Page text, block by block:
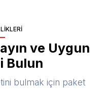
ve Uygun
Bulun
bulmak için paket